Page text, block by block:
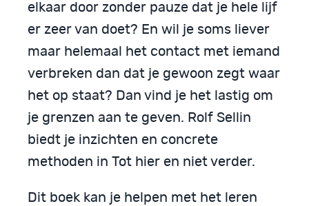
elkaar door zonder pauze dat je hele lijf
er zeer van doet? En wil je soms liever
maar helemaal het contact met iemand
verbreken dan dat je gewoon zegt waar
het op staat? Dan vind je het lastig om
je grenzen aan te geven. Rolf Sellin
biedt je inzichten en concrete
methoden in Tot hier en niet verder.
Dit boek kan je helpen met het leren